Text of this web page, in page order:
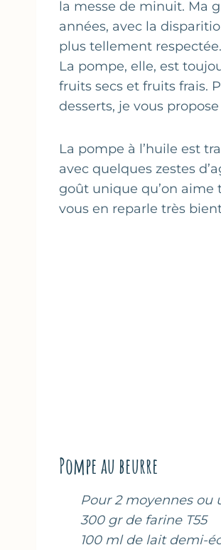
la messe de minuit. Ma
années, avec la
plus tellement
La pompe, elle, est
fruits secs et fruits frais.
desserts, je vous
La pompe à l’huile est
avec quelques zestes
goût unique qu’on aime
vous en reparle très
Pompe au beurre
Pour 2 moyennes ou
300 gr de farine T55
100 ml de lait demi-